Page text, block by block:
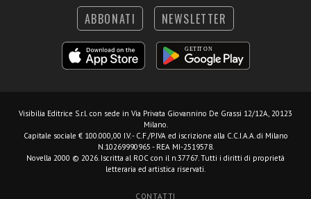
ABBONATI NEWSLETTER
Visibilia Editrice S.r.l. con sede in Via Privata Giovannino De Grassi 12/12A, 20123
Milano.
Capitale sociale € 100.000,00 I.V. - C.F./P.IVA ed iscrizione alla C.C.I.A.A. di Milano
N.10269990965 - REA MI-2519578.
Novella 2000 © 2026. Iscritta al ROC con il n.37767. Tutti i diritti di proprietà
letteraria ed artistica riservati.
CONTATTI